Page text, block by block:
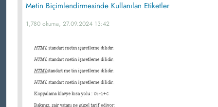
Metin Biçimlendirmesinde Kullanılan Etiketler
1,780 okuma, 27.09.2024 13:42